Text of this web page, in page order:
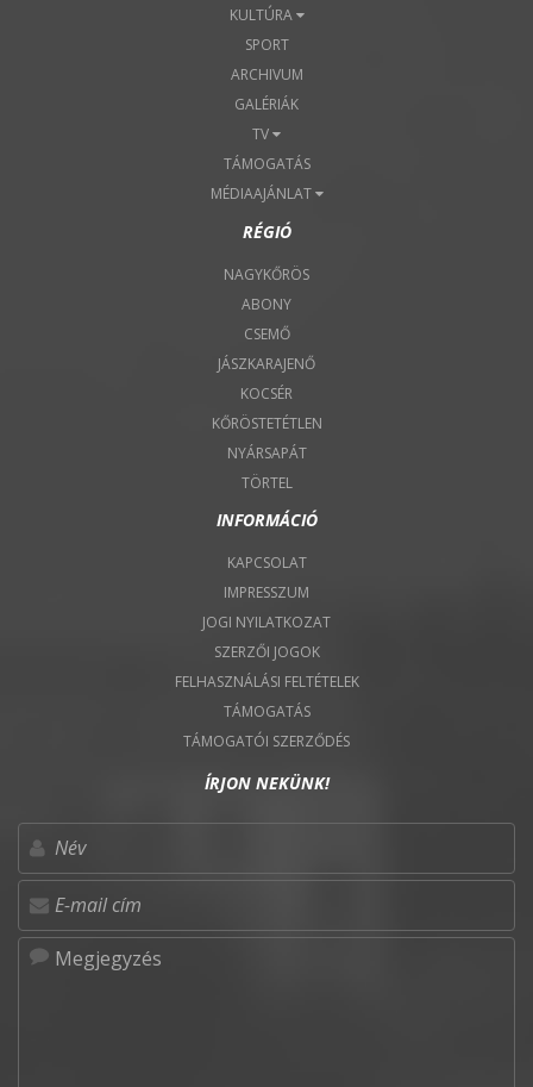
KULTÚRA
SPORT
ARCHIVUM
GALÉRIÁK
TV
TÁMOGATÁS
MÉDIAAJÁNLAT
RÉGIÓ
NAGYKŐRÖS
ABONY
CSEMŐ
JÁSZKARAJENŐ
KOCSÉR
KŐRÖSTETÉTLEN
NYÁRSAPÁT
TÖRTEL
INFORMÁCIÓ
KAPCSOLAT
IMPRESSZUM
JOGI NYILATKOZAT
SZERZŐI JOGOK
FELHASZNÁLÁSI FELTÉTELEK
TÁMOGATÁS
TÁMOGATÓI SZERZŐDÉS
ÍRJON NEKÜNK!